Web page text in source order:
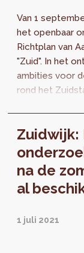
Van 1
het openbaar
Richtplan van
"Zuid". In het
ambities voor
rond het
Zuidwijk:
na de
al
1 juli 2021